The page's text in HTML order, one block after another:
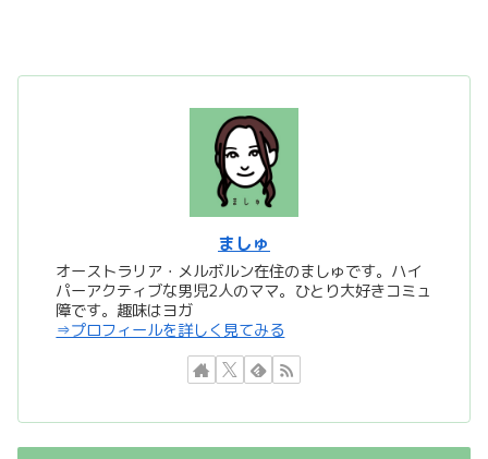
ましゅ
オーストラリア・メルボルン在住のましゅです。ハイ
パーアクティブな男児2人のママ。ひとり大好きコミュ
障です。趣味はヨガ
⇒プロフィールを詳しく見てみる